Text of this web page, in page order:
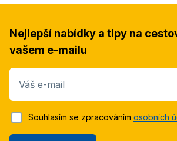
Nejlepší nabídky a tipy na
vašem e-mailu
Váš e-mail
Souhlasím se zpracováním osobních